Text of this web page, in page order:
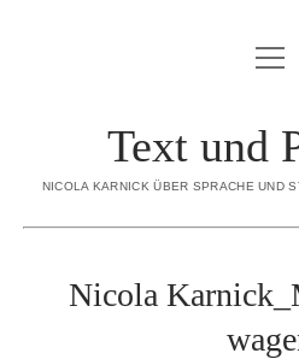
BLOG
INTERNE
EDITORIAL
Menü
öffnen
Text und
NICOLA KARNICK ÜBER SPRACHE UND
Nicola